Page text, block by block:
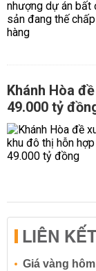
Khánh Hòa
49.000 tỷ
LIÊN
Giá vàng